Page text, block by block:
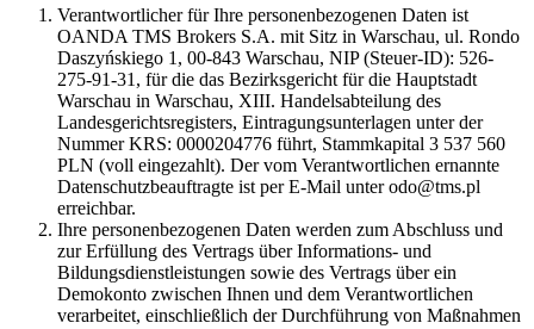
Verantwortlicher für Ihre personenbezogenen Daten ist
OANDA TMS Brokers S.A. mit Sitz in Warschau, ul. Rondo
Daszyńskiego 1, 00-843 Warschau, NIP (Steuer-ID): 526-
275-91-31, für die das Bezirksgericht für die Hauptstadt
Warschau in Warschau, XIII. Handelsabteilung des
Landesgerichtsregisters, Eintragungsunterlagen unter der
Nummer KRS: 0000204776 führt, Stammkapital 3 537 560
PLN (voll eingezahlt). Der vom Verantwortlichen ernannte
Datenschutzbeauftragte ist per E-Mail unter odo@tms.pl
erreichbar.
Ihre personenbezogenen Daten werden zum Abschluss und
zur Erfüllung des Vertrags über Informations- und
Bildungsdienstleistungen sowie des Vertrags über ein
Demokonto zwischen Ihnen und dem Verantwortlichen
verarbeitet, einschließlich der Durchführung von Maßnahmen